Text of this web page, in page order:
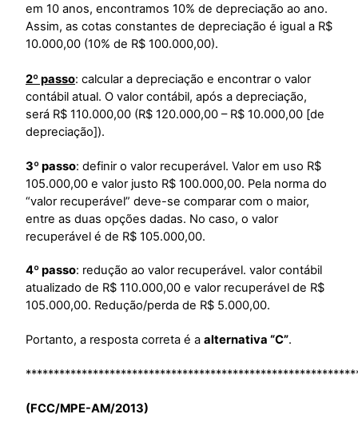
em 10 anos, encontramos 10% de depreciação ao ano.
Assim, as cotas constantes de depreciação é igual a R$
10.000,00 (10% de R$ 100.000,00).
2º passo: calcular a depreciação e encontrar o valor
contábil atual. O valor contábil, após a depreciação,
será R$ 110.000,00 (R$ 120.000,00 – R$ 10.000,00 [de
depreciação]).
3º passo: definir o valor recuperável. Valor em uso R$
105.000,00 e valor justo R$ 100.000,00. Pela norma do
“valor recuperável” deve-se comparar com o maior,
entre as duas opções dadas. No caso, o valor
recuperável é de R$ 105.000,00.
4º passo: redução ao valor recuperável. valor contábil
atualizado de R$ 110.000,00 e valor recuperável de R$
105.000,00. Redução/perda de R$ 5.000,00.
Portanto, a resposta correta é a alternativa “C”.
(FCC/MPE-AM/2013)